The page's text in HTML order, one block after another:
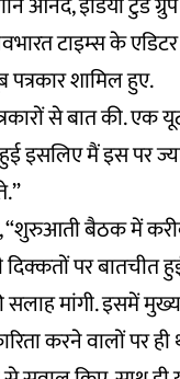
टाइम्स के
शामिल हुए.
से बात की. एक
इसलिए मैं इस पर
“शुरुआती बैठक में
पर बातचीत
मांगी. इसमें
करने वालों पर ही